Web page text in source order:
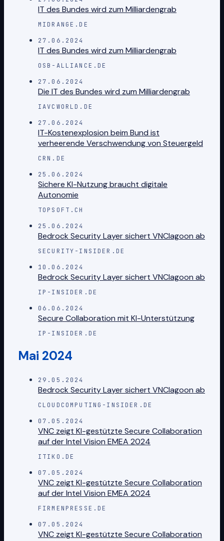
IT des Bundes wird zum Milliardengrab
MIDRANGE.DE
27.06.2024
IT des Bundes wird zum Milliardengrab
OSB-ALLIANCE.DE
27.06.2024
Die IT des Bundes wird zum Milliardengrab
IAVCWORLD.DE
27.06.2024
IT-Kostenexplosion beim Bund ist
verheerende Verschwendung von Steuergeld
CRN.DE
25.06.2024
Sichere KI-Nutzung braucht digitale
Autonomie
TOPSOFT.CH
25.06.2024
Bedrock Security Layer sichert VNClagoon ab
SECURITY-INSIDER.DE
10.06.2024
Bedrock Security Layer sichert VNClagoon ab
IP-INSIDER.DE
06.06.2024
Secure Collaboration mit KI-Unterstützung
IP-INSIDER.DE
Mai 2024
29.05.2024
Bedrock Security Layer sichert VNClagoon ab
CLOUDCOMPUTING-INSIDER.DE
07.05.2024
VNC zeigt KI-gestützte Secure Collaboration
auf der Intel Vision EMEA 2024
ITIKO.DE
07.05.2024
VNC zeigt KI-gestützte Secure Collaboration
auf der Intel Vision EMEA 2024
FIRMENPRESSE.DE
07.05.2024
VNC zeigt KI-gestützte Secure Collaboration